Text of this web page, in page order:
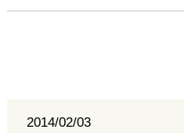
2014/02/03